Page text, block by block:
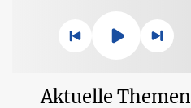
Aktuelle Themen